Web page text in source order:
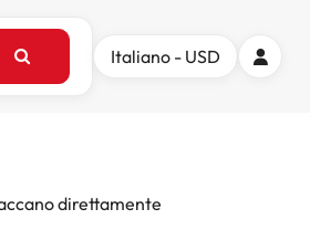
Italiano - USD
direttamente